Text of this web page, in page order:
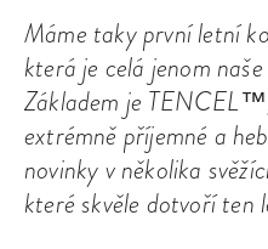
Máme taky první letní
která je celá jenom
Základem je
extrémně příjemné a
novinky v několika
které skvěle dotvoří ten